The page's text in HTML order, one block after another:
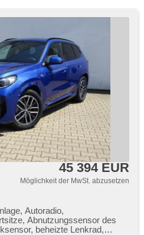
45 394 EUR
Möglichkeit der MwSt. abzusetzen
Autoradio,
Abnutzungssensor des
beheizte Lenkrad,